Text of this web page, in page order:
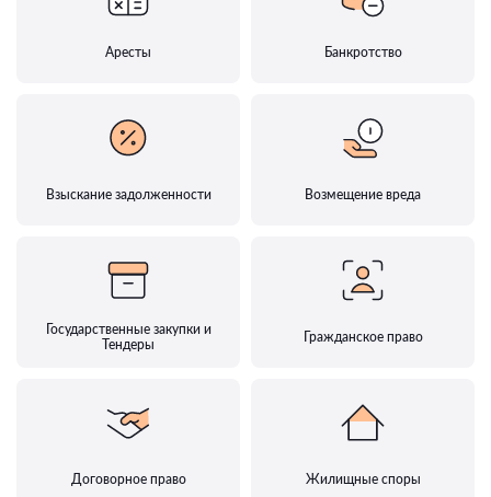
Аресты Банкротство
Взыскание задолженности Возмещение вреда
Государственные закупки и
Тендеры
Гражданское право
Договорное право Жилищные споры